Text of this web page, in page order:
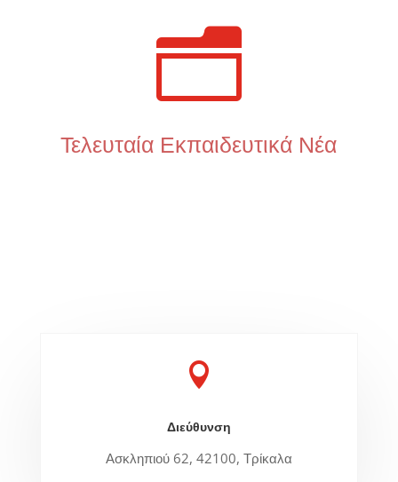
n
Τελευταία Εκπαιδευτικά Νέα

Διεύθυνση
Ασκληπιού 62, 42100, Τρίκαλα